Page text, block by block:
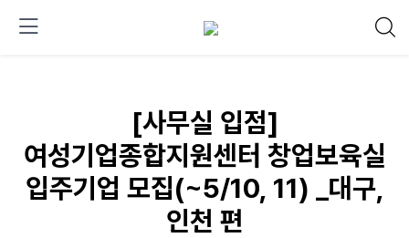
[사무실 입점]
여성기업종합지원센터 창업보육실
입주기업 모집(~5/10, 11) _대구,
인천 편